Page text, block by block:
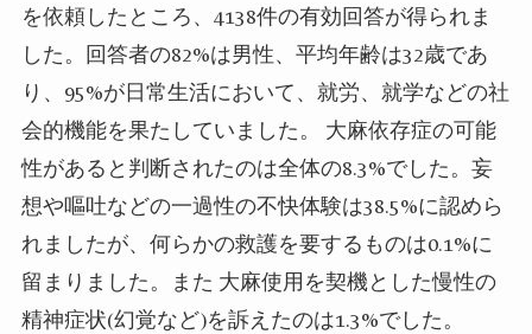
を依頼したところ、4138件の有効回答が得られま
した。回答者の82%は男性、平均年齢は32歳であ
り、 95%が日常生活において、就労、就学などの社
会的機能を果たしていました。 大麻依存症の可能
性があると判断されたのは全体の8.3%でした。妄
想や嘔吐などの一過性の不快体験は38.5%に認めら
れましたが、何らかの救護を要するものは0.1%に
留まりました。また 大麻使用を契機とした慢性の
精神症状(幻覚など)を訴えたのは1.3%でした。